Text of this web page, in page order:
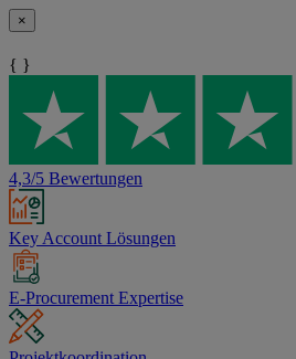
×
{ }
4,3/5 Bewertungen
Key Account Lösungen
E-Procurement Expertise